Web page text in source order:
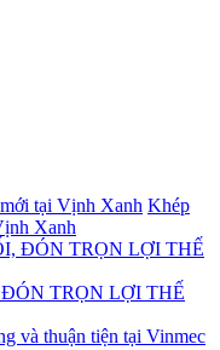
Khép
Xanh
TRỌN LỢI THẾ